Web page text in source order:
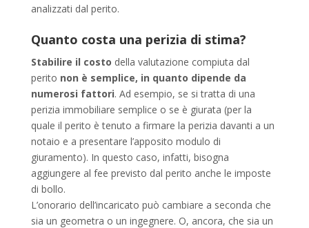
analizzati dal perito.
Quanto costa una perizia di stima?
Stabilire il costo della valutazione compiuta dal
perito non è semplice, in quanto dipende da
numerosi fattori. Ad esempio, se si tratta di una
perizia immobiliare semplice o se è giurata (per la
quale il perito è tenuto a firmare la perizia davanti a un
notaio e a presentare l’apposito modulo di
giuramento). In questo caso, infatti, bisogna
aggiungere al fee previsto dal perito anche le imposte
di bollo.
L’onorario dell’incaricato può cambiare a seconda che
sia un geometra o un ingegnere. O, ancora, che sia un